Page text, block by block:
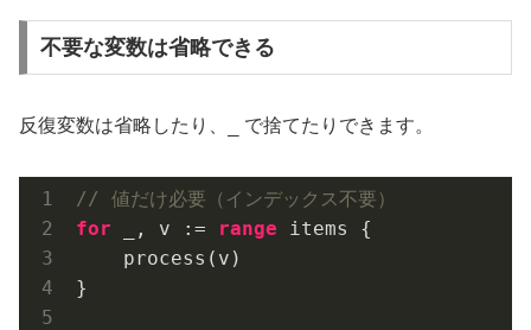
不要な変数は省略できる
反復変数は省略したり、 で捨てたりできます。
// 値だけ必要（インデックス不要）
for _, v := range items {
    process(v)
}